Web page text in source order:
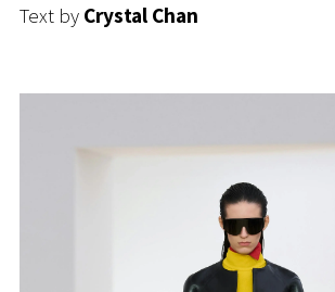
Text by Crystal Chan